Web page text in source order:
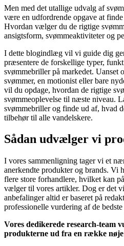
Men med det utallige udvalg af
være en udfordrende opgave at
Hvordan vælger du de rigtige
ansigtsform, svømmeaktiviteter og
I dette blogindlæg vil vi guide dig
præsentere de forskellige typer,
svømmebriller på markedet. Uanset
svømmer, en motionist eller bare
vil du opdage, hvordan de rigtige
svømmeoplevelse til næste niveau.
svømmebriller og finde ud af, hvad
tilbehør til alle vandelskere.
Sådan udvælger vi
I vores sammenligning tager vi et
anerkendte produkter og brands. Vi
flere store forhandlere, hvilket kan
vælger til vores artikler. Dog er det
anbefalinger altid er baseret på
professionelle vurdering af de
Vores dedikerede research-team
produkterne ud fra en række